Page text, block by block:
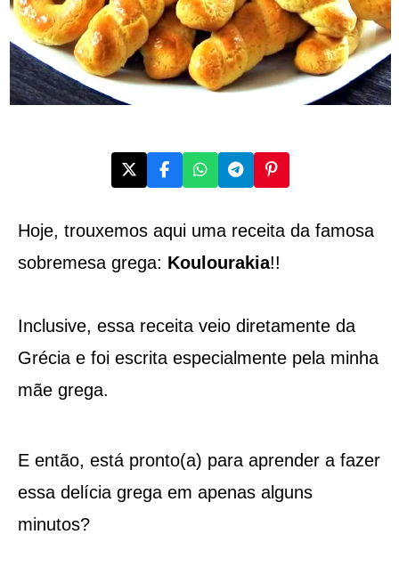
Hoje, trouxemos aqui uma receita da famosa
sobremesa grega: Koulourakia!!
Inclusive, essa receita veio diretamente da
Grécia e foi escrita especialmente pela minha
mãe grega.
E então, está pronto(a) para aprender a fazer
essa delícia grega em apenas alguns
minutos?